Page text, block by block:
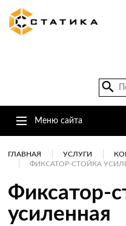
Меню сайта
ГЛАВНАЯ УСЛУГИ
ФИКСАТОР-СТОЙКА
Фиксатор-
усиленная